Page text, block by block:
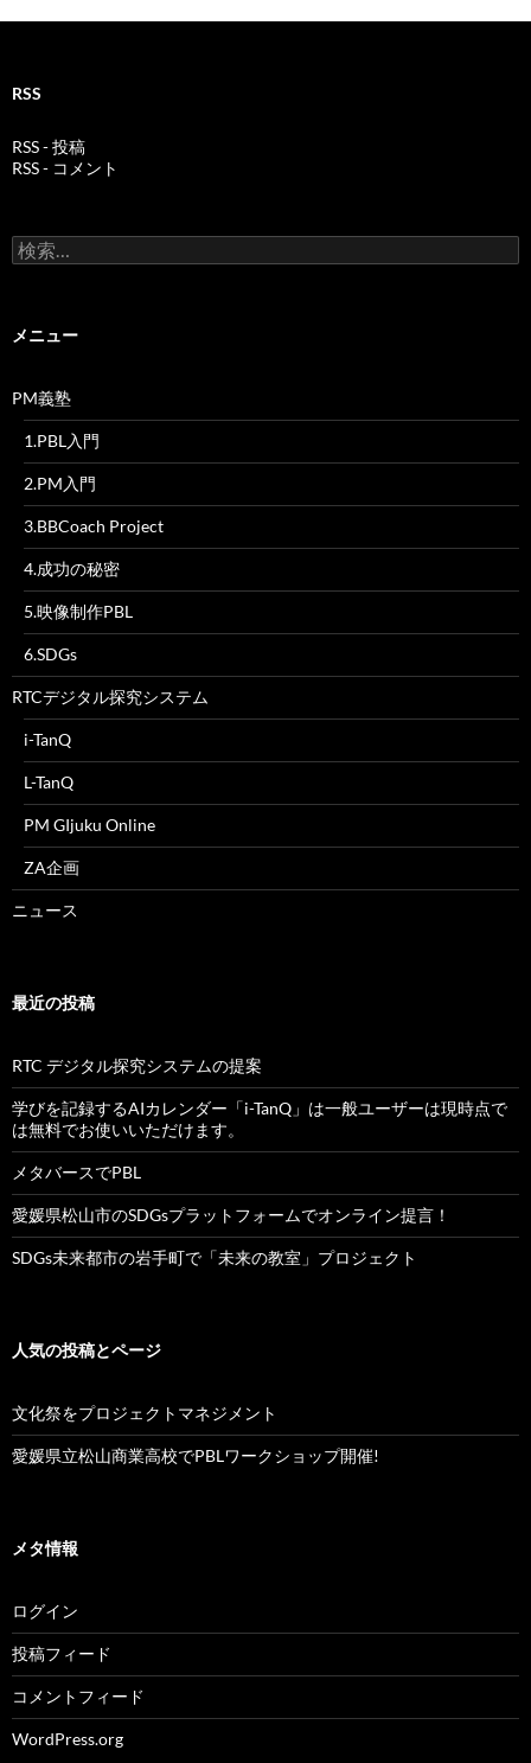
RSS
RSS - 投稿
RSS - コメント
検
索:
メニュー
PM義塾
1.PBL入門
2.PM入門
3.BBCoach Project
4.成功の秘密
5.映像制作PBL
6.SDGs
RTCデジタル探究システム
i-TanQ
L-TanQ
PM GIjuku Online
ZA企画
ニュース
最近の投稿
RTC デジタル探究システムの提案
学びを記録するAIカレンダー「i-TanQ」は一般ユーザーは現時点で
は無料でお使いいただけます。
メタバースでPBL
愛媛県松山市のSDGsプラットフォームでオンライン提言！
SDGs未来都市の岩手町で「未来の教室」プロジェクト
人気の投稿とページ
文化祭をプロジェクトマネジメント
愛媛県立松山商業高校でPBLワークショップ開催!
メタ情報
ログイン
投稿フィード
コメントフィード
WordPress.org